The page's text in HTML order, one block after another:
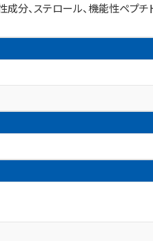
、ステロール、機能性ペプチ